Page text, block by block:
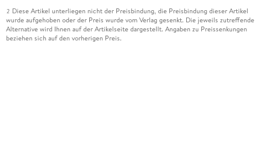
2 Diese Artikel unterliegen nicht der Preisbindung, die Preisbindung dieser Artikel
wurde aufgehoben oder der Preis wurde vom Verlag gesenkt. Die jeweils zutreffende
Alternative wird Ihnen auf der Artikelseite dargestellt. Angaben zu Preissenkungen
beziehen sich auf den vorherigen Preis.